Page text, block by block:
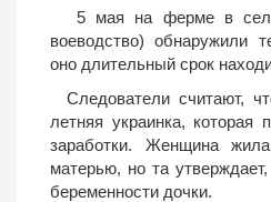
5 мая на ферме в
воеводство) обнаружили
оно длительный срок
Следователи считают,
летняя украинка,
заработки. Женщина
матерью, но та
беременности дочки.